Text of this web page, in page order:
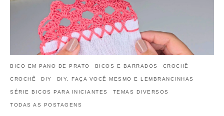
BICO EM PANO DE PRATO BICOS E BARRADOS CROCHÊ
CROCHÊ DIY DIY, FAÇA VOCÊ MESMO E LEMBRANCINHAS
SÉRIE BICOS PARA INICIANTES TEMAS DIVERSOS
TODAS AS POSTAGENS